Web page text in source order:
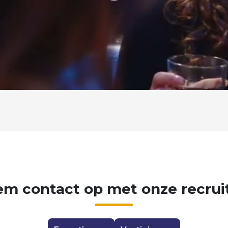
contact op met onze